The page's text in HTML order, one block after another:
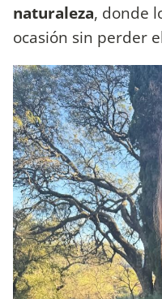
naturaleza, donde
ocasión sin perder